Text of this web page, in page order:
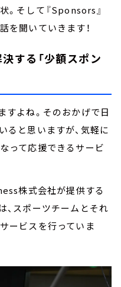
。そして『Sponsors』
を聞いていきます！
する「少額スポン
よね。そのおかげで日
ると思いますが、気軽に
って応援できるサービ
株式会社が提供する
、スポーツチームとそれ
ービスを行っていま